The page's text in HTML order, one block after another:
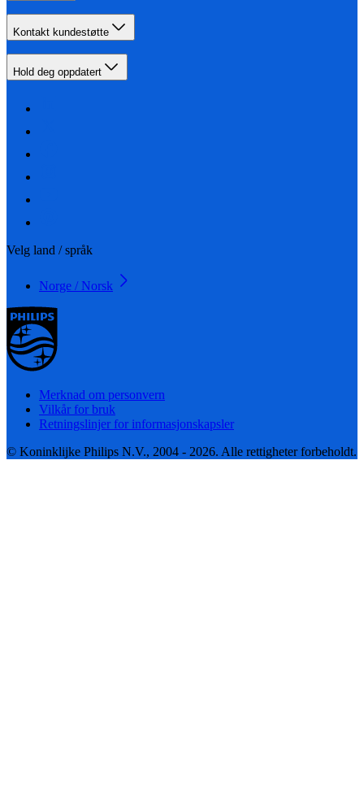
Kontakt kundestøtte
Hold deg oppdatert
Velg land / språk
Norge / Norsk
Merknad om personvern
Vilkår for bruk
Retningslinjer for informasjonskapsler
© Koninklijke Philips N.V., 2004 - 2026. Alle rettigheter forbeholdt.